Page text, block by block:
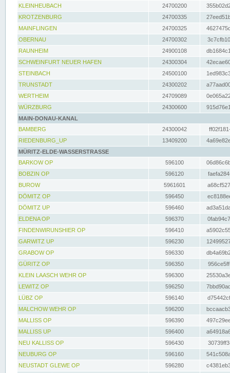
KLEINHEUBACH 24700200
KROTZENBURG
24700335
MAINFLINGEN
24700325
OBERNAU
24700302
RAUNHEIM
24900108
SCHWEINFURT NEUER HAFEN
24300304
STEINBACH
24500100
TRUNSTADT
24300202
WERTHEIM
24709089
WÜRZBURG
24300600
MAIN-DONAU-KANAL
BAMBERG
24300042
RIEDENBURG_UP
13409200
MÜRITZ-ELDE-WASSERSTRASSE
BARKOW OP
596100
BOBZIN OP
596120
BUROW
5961601
DÖMITZ OP
596450
DÖMITZ UP
596460
ELDENA OP
596370
FINDENWIRUNSHIER OP
596410
GARWITZ UP
596230
GRABOW OP
596330
GÜRITZ OP
596350
KLEIN LAASCH WEHR OP
596300
LEWITZ OP
596250
LÜBZ OP
596140
MALCHOW WEHR OP
596200
MALLISS OP
596390
MALLISS UP
596400
NEU KALLISS OP
596430
NEUBURG OP
596160
NEUSTADT GLEWE OP
596280